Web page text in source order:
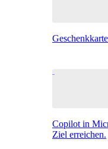
Copilot in
Ziel erreichen.